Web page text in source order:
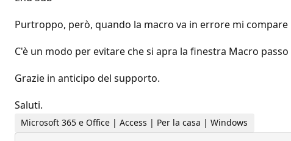
Purtroppo, però, quando la macro va in errore mi
C'è un modo per evitare che si apra la finestra Macro
Grazie in anticipo del supporto.
Saluti.
Microsoft 365 e Office | Access | Per la casa | Windows